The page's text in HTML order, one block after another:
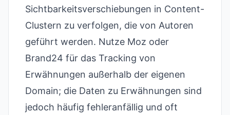
Sichtbarkeitsverschiebungen in Content-
Clustern zu verfolgen, die von Autoren
geführt werden. Nutze Moz oder
Brand24 für das Tracking von
Erwähnungen außerhalb der eigenen
Domain; die Daten zu Erwähnungen sind
jedoch häufig fehleranfällig und oft